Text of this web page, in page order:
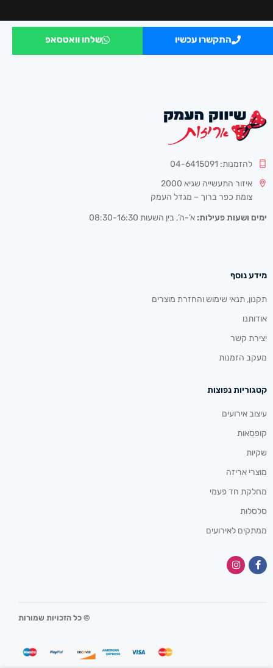
התקשרו עכשיו שלחו וואטסאפ
להזמנות: 04-6415091
איזור התעשייה שגיא 2000
צומת כפר ברוך – מגדל העמק
ימים ושעות פעילות: א’-ה’, בין השעות 08:30-16:30
מידע נוסף
תקנון, תנאי שימוש והחזרת מוצרים
אודותנו
יצירת קשר
מעקב הזמנות
קטגוריות נפוצות
עיצוב אירועים
קופסאות
שקיות
מוצרי אריזה
מחלקת חד פעמי
סלסלות
ממתקים לאירועים
© כל הזכויות שמורות